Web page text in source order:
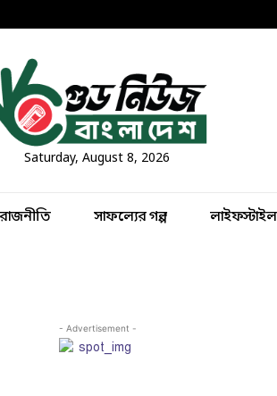
Saturday, August 8, 2026
রাজনীতি সাফল্যের গল্প লাইফস্টাইল
- Advertisement -